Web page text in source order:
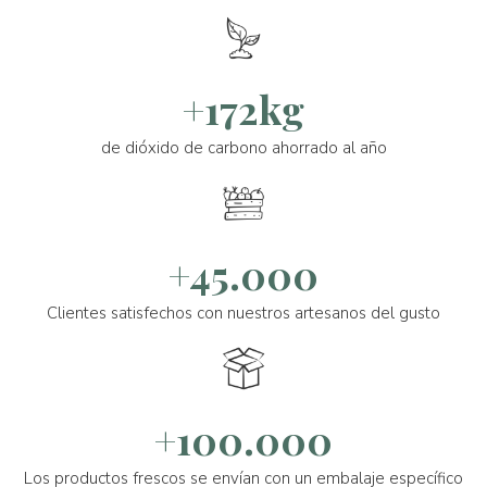
+172kg
de dióxido de carbono ahorrado al año
+45.000
Clientes satisfechos con nuestros artesanos del gusto
+100.000
Los productos frescos se envían con un embalaje específico